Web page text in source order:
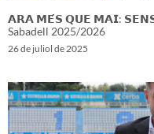
𝗔𝗥𝗔 𝗠𝗘́𝗦 𝗤𝗨𝗘 𝗠𝗔𝗜: 𝗦𝗘𝗡𝗦𝗘
Sabadell 2025/2026
26 de juliol de 2025